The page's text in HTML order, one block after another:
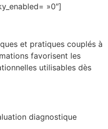
»0″]
et pratiques couplés à
favorisent les
utilisables dès
diagnostique